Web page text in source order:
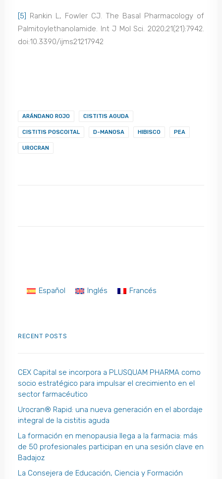
[5]
Rankin L, Fowler CJ. The Basal Pharmacology of
Palmitoylethanolamide. Int J Mol Sci. 2020;21(21):7942.
doi:10.3390/ijms21217942
ARÁNDANO ROJO CISTITIS AGUDA
CISTITIS POSCOITAL D-MANOSA HIBISCO PEA
UROCRAN
Español Inglés Francés
RECENT POSTS
CEX Capital se incorpora a PLUSQUAM PHARMA como
socio estratégico para impulsar el crecimiento en el
sector farmacéutico
Urocran® Rapid: una nueva generación en el abordaje
integral de la cistitis aguda
La formación en menopausia llega a la farmacia: más
de 50 profesionales participan en una sesión clave en
Badajoz
La Consejera de Educación, Ciencia y Formación